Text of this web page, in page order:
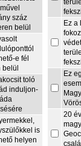
száz
belül
e fél
belül
toló
induljon-
is
helyen
Ez a
Ez
20